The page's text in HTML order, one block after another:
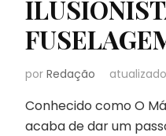
por Redação
Conhecido como O
acaba de dar um